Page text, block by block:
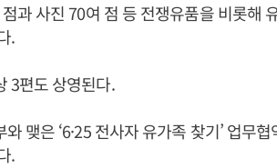
과 사진 70여 점 등 전쟁유품을 비롯해
.
3편도 상영된다.
맺은 ‘6·25 전사자 유가족 찾기’ 업무
.